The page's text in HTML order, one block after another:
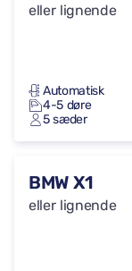
eller lignende
Automatisk
4-5 døre
5 sæder
BMW X1
eller lignende